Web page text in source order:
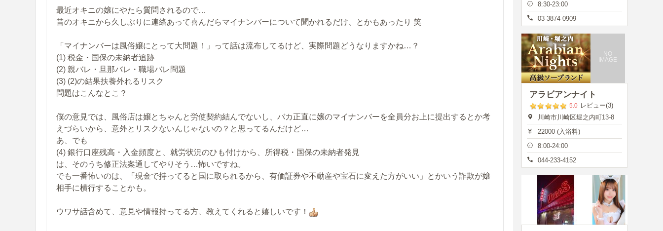
最近オキニの嬢にやたら質問されるので…
昔のオキニから久しぶりに連絡あって喜んだらマイナンバーについて聞かれるだけ、とかもあったり 笑
「マイナンバーは風俗嬢にとって大問題！」って話は流布してるけど、実際問題どうなりますかね…？
(1) 税金・国保の未納者追跡
(2) 親バレ・旦那バレ・職場バレ問題
(3) (2)の結果扶養外れるリスク
問題はこんなとこ？
僕の意見では、風俗店は嬢とちゃんと労使契約結んでないし、バカ正直に嬢のマイナンバーを全員分お上に提出するとか考
えづらいから、意外とリスクないんじゃないの？と思ってるんだけど…
あ、でも
(4) 銀行口座残高・入金頻度と、就労状況のひも付けから、所得税・国保の未納者発見
は、そのうち修正法案通してやりそう…怖いですね。
でも一番怖いのは、「現金で持ってると国に取られるから、有価証券や不動産や宝石に変えた方がいい」とかいう詐欺が嬢
相手に横行することかも。
ウワサ話含めて、意見や情報持ってる方、教えてくれると嬉しいです！
8:30-23:00
03-3874-0909
NO
IMAGE
アラビアンナイト
5.0 レビュー(3)
川崎市川崎区堀之内町13-8
22000 (入浴料)
8:00-24:00
044-233-4152